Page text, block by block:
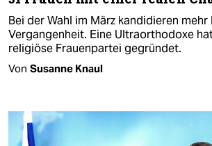
Bei der Wahl im März kandidieren mehr
Vergangenheit. Eine Ultraorthodoxe
religiöse Frauenpartei gegründet.
Von Susanne Knaul